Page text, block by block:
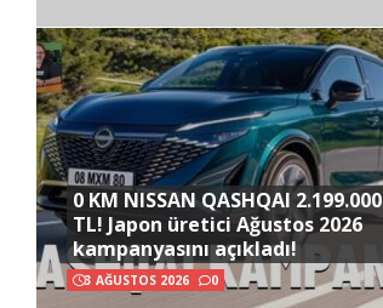
0 KM NISSAN QASHQAI 2.199.000
TL! Japon üretici Ağustos 2026
kampanyasını açıkladı!
3 AĞUSTOS 2026 0